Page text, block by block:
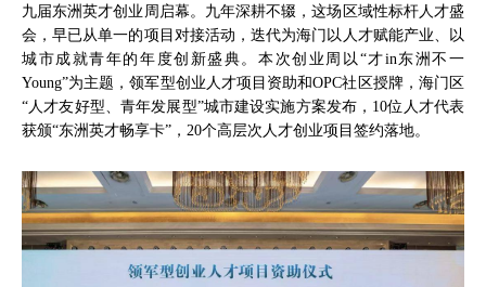
九届东洲英才创业周启幕。九年深耕不辍，这场区域性标杆人才盛
会，早已从单一的项目对接活动，迭代为海门以人才赋能产业、以
城市成就青年的年度创新盛典。本次创业周以“才in东洲不一
Young”为主题，领军型创业人才项目资助和OPC社区授牌，海门区
“人才友好型、青年发展型”城市建设实施方案发布，10位人才代表
获颁“东洲英才畅享卡”，20个高层次人才创业项目签约落地。